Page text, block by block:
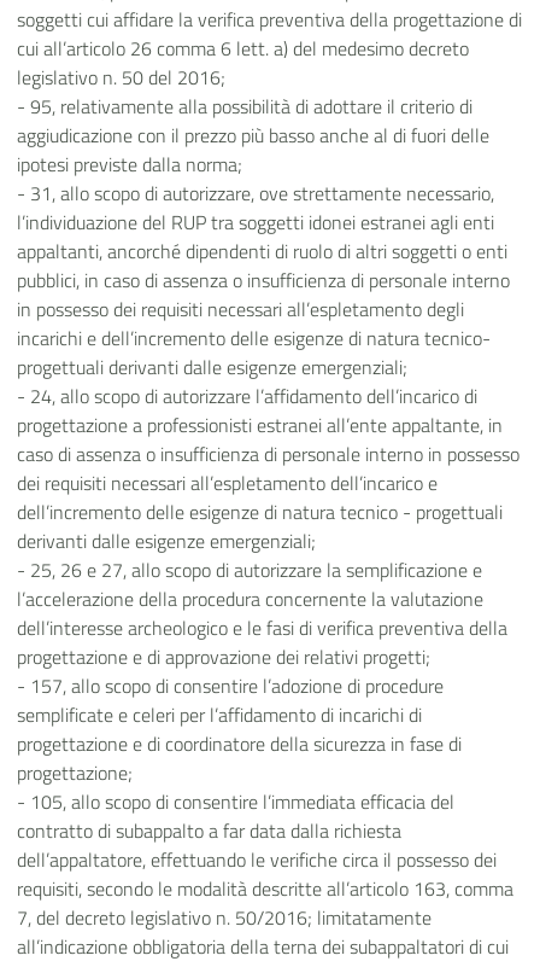
soggetti cui affidare la verifica preventiva della progettazione di
cui all’articolo 26 comma 6 lett. a) del medesimo decreto
legislativo n. 50 del 2016;
- 95, relativamente alla possibilità di adottare il criterio di
aggiudicazione con il prezzo più basso anche al di fuori delle
ipotesi previste dalla norma;
- 31, allo scopo di autorizzare, ove strettamente necessario,
l’individuazione del RUP tra soggetti idonei estranei agli enti
appaltanti, ancorché dipendenti di ruolo di altri soggetti o enti
pubblici, in caso di assenza o insufficienza di personale interno
in possesso dei requisiti necessari all’espletamento degli
incarichi e dell’incremento delle esigenze di natura tecnico-
progettuali derivanti dalle esigenze emergenziali;
- 24, allo scopo di autorizzare l’affidamento dell’incarico di
progettazione a professionisti estranei all’ente appaltante, in
caso di assenza o insufficienza di personale interno in possesso
dei requisiti necessari all’espletamento dell’incarico e
dell’incremento delle esigenze di natura tecnico - progettuali
derivanti dalle esigenze emergenziali;
- 25, 26 e 27, allo scopo di autorizzare la semplificazione e
l’accelerazione della procedura concernente la valutazione
dell’interesse archeologico e le fasi di verifica preventiva della
progettazione e di approvazione dei relativi progetti;
- 157, allo scopo di consentire l’adozione di procedure
semplificate e celeri per l’affidamento di incarichi di
progettazione e di coordinatore della sicurezza in fase di
progettazione;
- 105, allo scopo di consentire l’immediata efficacia del
contratto di subappalto a far data dalla richiesta
dell’appaltatore, effettuando le verifiche circa il possesso dei
requisiti, secondo le modalità descritte all’articolo 163, comma
7, del decreto legislativo n. 50/2016; limitatamente
all’indicazione obbligatoria della terna dei subappaltatori di cui